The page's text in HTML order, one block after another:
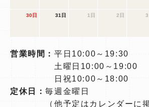
30日 31日 1日 2日 3
営業時間： 平日10:00～19:30
土曜日10:00～19:00
日祝10:00～18:00
定休日：毎週金曜日
（他予定はカレンダーに